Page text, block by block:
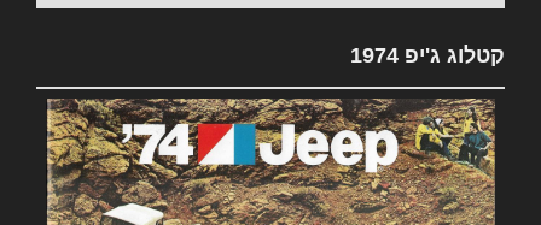
קטלוג ג'יפ 1974